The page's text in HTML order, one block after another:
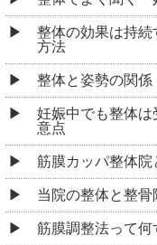
整体の効果は持
方法
整体と姿勢の関係
妊娠中でも整体
意点
筋膜カッパ整体院
当院の整体と整骨
筋膜調整法って何